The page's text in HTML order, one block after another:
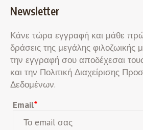
Newsletter
Κάνε τώρα εγγραφή και μάθε
δράσεις της μεγάλης φιλοζωικής
την εγγραφή σου αποδέχεσαι
και την Πολιτική Διαχείρισης
Δεδομένων.
Email*